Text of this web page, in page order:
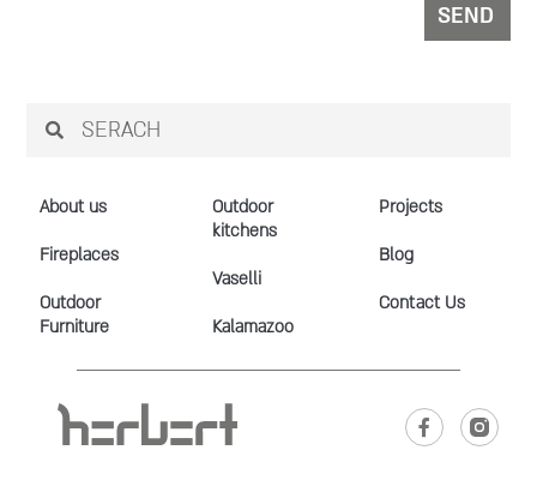
SEND
About us
Fireplaces
Outdoor
Furniture
Outdoor
kitchens
Vaselli
Kalamazoo
Projects
Blog
Contact Us